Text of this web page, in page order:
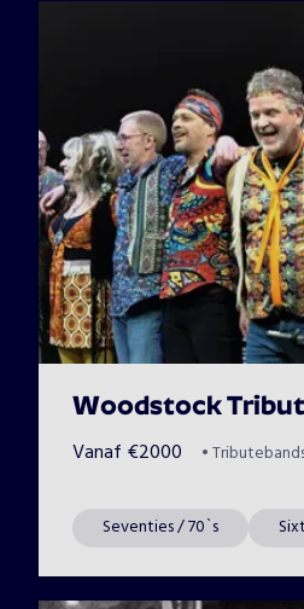
Woodstock
Vanaf €2000 •
Seventies / 70`s